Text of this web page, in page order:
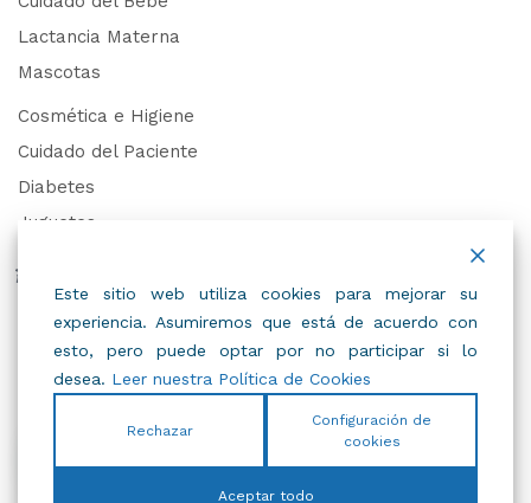
Lactancia Materna
Mascotas
Cosmética e Higiene
Cuidado del Paciente
Diabetes
Juguetes
Trabaja con Nosotros
Este sitio web utiliza cookies para mejorar su
experiencia. Asumiremos que está de acuerdo con
esto, pero puede optar por no participar si lo
desea. Leer nuestra Política de Cookies
Rechazar
Configuración de
cookies
Aceptar todo